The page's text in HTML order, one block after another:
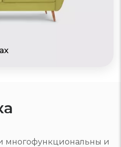
многофункциональны и